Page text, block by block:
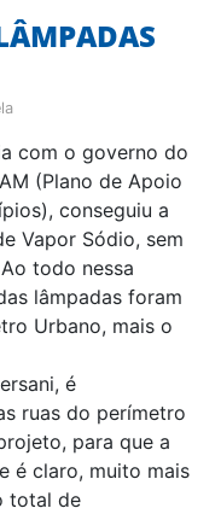
com o governo do
(Plano de Apoio
conseguiu a
Vapor Sódio, sem
todo nessa
lâmpadas foram
Urbano, mais o
é
ruas do perímetro
para que a
é claro, muito mais
total de